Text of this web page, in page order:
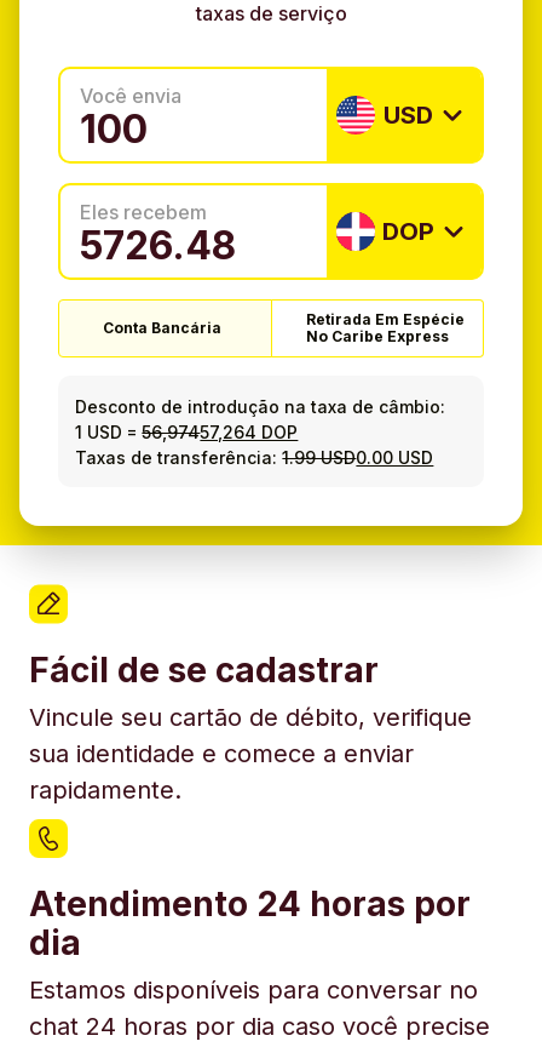
taxas de serviço
Você envia
USD
Eles recebem
DOP
Conta Bancária
Retirada Em Espécie
No Caribe Express
Desconto de introdução na taxa de câmbio:
1 USD =56,97457,264 DOP
Taxas de transferência:1.99 USD0.00 USD
Fácil de se cadastrar
Vincule seu cartão de débito, verifique
sua identidade e comece a enviar
rapidamente.
Atendimento 24 horas por
dia
Estamos disponíveis para conversar no
chat 24 horas por dia caso você precise